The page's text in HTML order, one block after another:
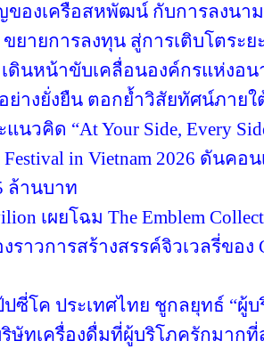
ของเครือสหพัฒน์ กับการลงนา
ยายการลงทุน สู่การเติบโตระย
เดินหน้าขับเคลื่อนองค์กรแห่งอ
ย่างยั่งยืน ตอกย้ำวิสัยทัศน์ภายใต้
แนวคิด “At Your Side, Every
Festival in Vietnam 2026 ดันค
ล้านบาท
เผยโฉม The Emblem
ราวการสร้างสรรค์จิวเวลรี่ของ
ซี่โค ประเทศไทย ชูกลยุทธ์ “ผู้
ริษัทเครื่องดื่มที่ผู้บริโภครักมากที่